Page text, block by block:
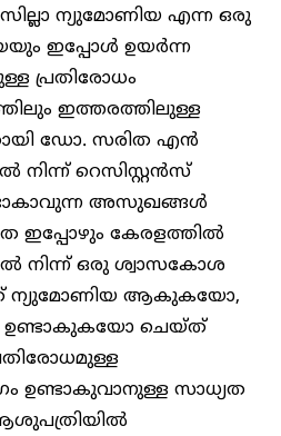
ന്യുമോണിയ എന്ന ഒരു
ഇപ്പോൾ ഉയർന്ന
പ്രതിരോധം
ഇത്തരത്തിലുള്ള
ഡോ. സരിത എൻ
റെസിസ്റ്റൻസ്
അസുഖങ്ങൾ
ഇപ്പോഴും കേരളത്തിൽ
നിന്ന് ഒരു ശ്വാസകോശ
ന്യുമോണിയ ആകുകയോ,
ഉണ്ടാകുകയോ ചെയ്ത്
ഉണ്ടാകുവാനുള്ള സാധ്യത